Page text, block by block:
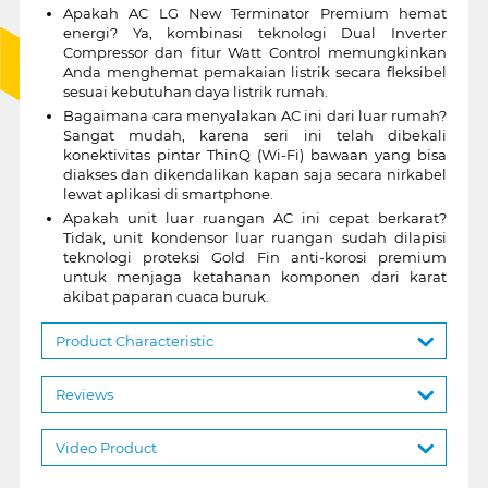
Apakah AC LG New Terminator Premium hemat
energi? Ya, kombinasi teknologi Dual Inverter
Compressor dan fitur Watt Control memungkinkan
Anda menghemat pemakaian listrik secara fleksibel
sesuai kebutuhan daya listrik rumah.
Bagaimana cara menyalakan AC ini dari luar rumah?
Sangat mudah, karena seri ini telah dibekali
konektivitas pintar ThinQ (Wi-Fi) bawaan yang bisa
diakses dan dikendalikan kapan saja secara nirkabel
lewat aplikasi di smartphone.
Apakah unit luar ruangan AC ini cepat berkarat?
Tidak, unit kondensor luar ruangan sudah dilapisi
teknologi proteksi Gold Fin anti-korosi premium
untuk menjaga ketahanan komponen dari karat
akibat paparan cuaca buruk.
Product Characteristic
Reviews
Video Product